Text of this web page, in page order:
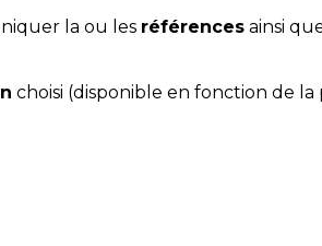
la ou les références ainsi
choisi (disponible en fonction de